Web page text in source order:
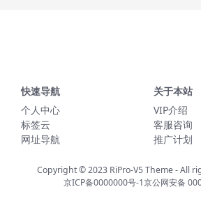
快速导航
个人中心
标签云
网址导航
关于本站
VIP介绍
客服咨询
推广计划
Copyright © 2023 RiPro-V5 Theme- All
京ICP备0000000号-1京公网安备